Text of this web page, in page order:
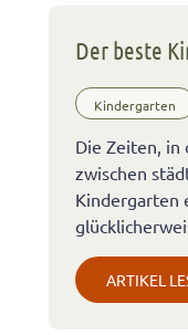
Der beste
Kindergarten
Die Zeiten, in
zwischen
Kindergarten
ARTIKEL